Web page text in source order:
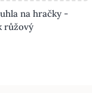
na hračky -
růžový